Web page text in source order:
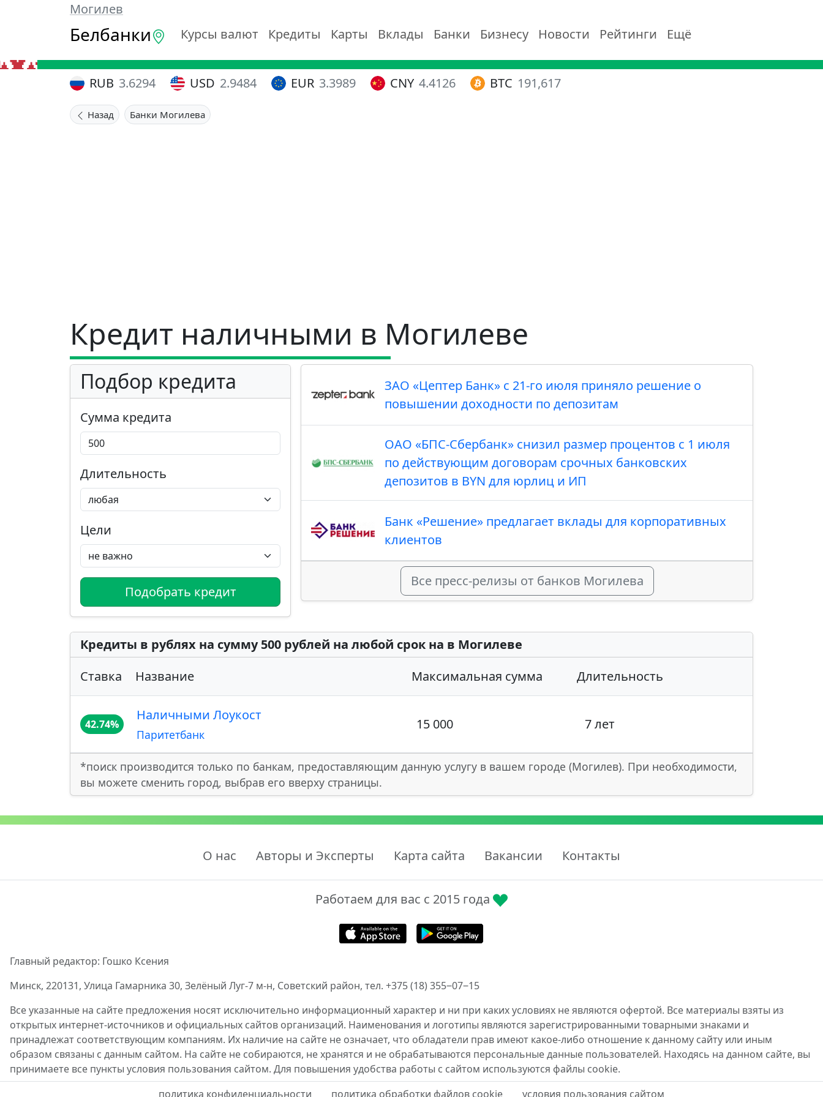
Могилев
Белбанки Курсы валют Кредиты Карты Вклады Банки Бизнесу Новости Рейтинги Ещё
RUB 3.6294 USD 2.9484 EUR 3.3989 CNY 4.4126 BTC 191,617
Назад Банки Могилева
Кредит наличными в Могилеве
Подбор кредита
Сумма кредита
Длительность
Цели
Подобрать кредит
ЗАО «Цептер Банк» с 21-го июля приняло решение о
повышении доходности по депозитам
ОАО «БПС-Сбербанк» снизил размер процентов с 1 июля
по действующим договорам срочных банковских
депозитов в BYN для юрлиц и ИП
Банк «Решение» предлагает вклады для корпоративных
клиентов
Все пресс-релизы от банков Могилева
Кредиты в рублях на сумму 500 рублей на любой срок на в Могилеве
Ставка
Название Максимальная сумма Длительность
42.74%
Наличными Лоукост
Паритетбанк
15 000 7 лет
*поиск производится только по банкам, предоставляющим данную услугу в вашем городе (Могилев). При необходимости,
вы можете сменить город, выбрав его вверху страницы.
О нас Авторы и Эксперты Карта сайта Вакансии Контакты
Работаем для вас с 2015 года
Главный редактор: Гошко Ксения
Минск, 220131, Улица Гамарника 30, Зелёный Луг-7 м-н, Советский район, тел. +375 (18) 355‒07‒15
Все указанные на сайте предложения носят исключительно информационный характер и ни при каких условиях не являются офертой. Все материалы взяты из
открытых интернет-источников и официальных сайтов организаций. Наименования и логотипы являются зарегистрированными товарными знаками и
принадлежат соответствующим компаниям. Их наличие на сайте не означает, что обладатели прав имеют какое-либо отношение к данному сайту или иным
образом связаны с данным сайтом. На сайте не собираются, не хранятся и не обрабатываются персональные данные пользователей. Находясь на данном сайте, вы
принимаете все пункты условия пользования сайтом. Для повышения удобства работы с сайтом используются файлы cookie.
политика конфиденциальности
политика обработки файлов cookie условия пользования сайтом